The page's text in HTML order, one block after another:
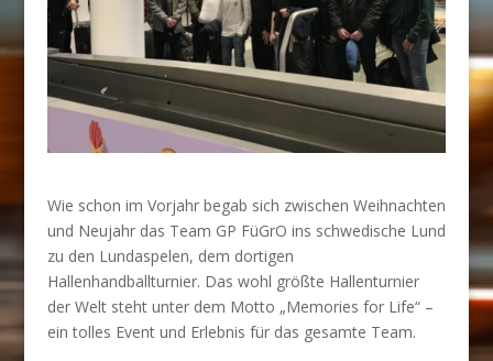
Wie schon im Vorjahr begab sich zwischen Weihnachten
und Neujahr das Team GP FüGrO ins schwedische Lund
zu den Lundaspelen, dem dortigen
Hallenhandballturnier. Das wohl größte Hallenturnier
der Welt steht unter dem Motto „Memories for Life“ –
ein tolles Event und Erlebnis für das gesamte Team.